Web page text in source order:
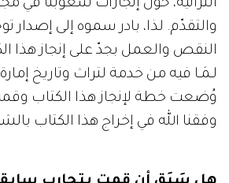
التراثية، حول إنجازات شعوبنا في
والتقدّم. لذا، بادر سموه إلى إصدار
النقص والعمل بجدّ على إنجاز هذا
لـمَـا فيه من خدمة لتراث وتاريخ
وُضعت خطة لإنجاز هذا الكتاب وقمت
وفقنا الله في إخراج هذا الكتاب